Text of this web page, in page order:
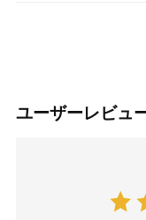
ユーザーレビュ